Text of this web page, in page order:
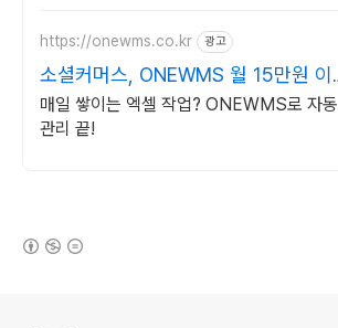
https://onewms.co.kr 광고
소셜커머스, ONEWMS 월 15만원 이
상 아끼세요!
매일 쌓이는 엑셀 작업? ONEWMS로 자동
관리 끝!